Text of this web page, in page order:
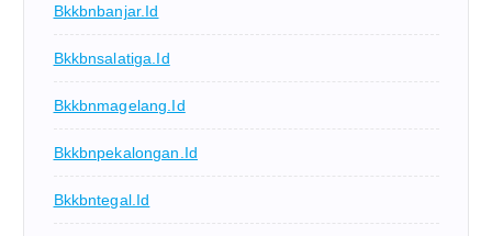
Bkkbnbanjar.id
Bkkbnsalatiga.id
Bkkbnmagelang.id
Bkkbnpekalongan.id
Bkkbntegal.id